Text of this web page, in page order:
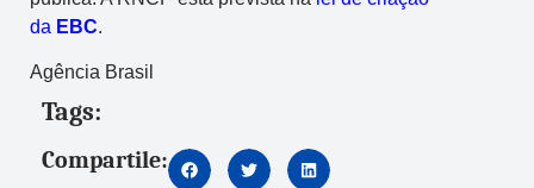
da EBC.
Agência Brasil
Tags:
Compartile: